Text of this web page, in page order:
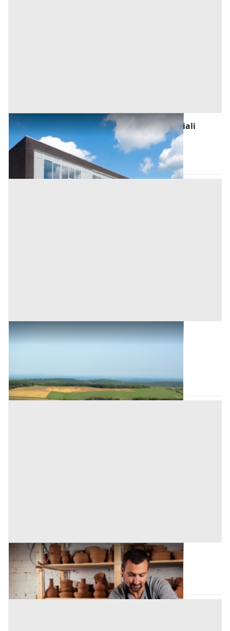
Fabbricati Costruiti per Esigenze Commerciali
all'asta a Birori
Birori (Nuoro)
Asta chiusa
Terreni all'asta a Birori
30.400 €
Asta chiusa
Laboratorio Artigiano all'asta a Birori
Birori (Nuoro)
Asta chiusa